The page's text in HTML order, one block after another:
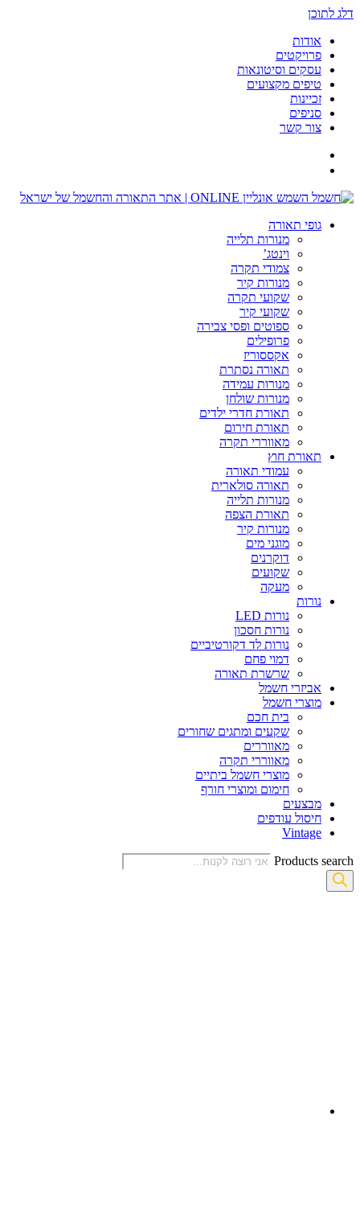
דלג לתוכן
אודות
פרויקטים
עסקים וסיטונאות
טיפים מקצועים
זכיינות
סניפים
צור קשר
גופי תאורה
מנורות תלייה
וינטג’
צמודי תקרה
מנורות קיר
שקועי תקרה
שקועי קיר
ספוטים ופסי צבירה
פרופילים
אקססוריז
תאורה נסתרת
מנורות עמידה
מנורות שולחן
תאורת חדרי ילדים
תאורת חירום
מאווררי תקרה
תאורת חוץ
עמודי תאורה
תאורה סולארית
מנורות תלייה
תאורת הצפה
מנורות קיר
מוגני מים
דוקרנים
שקועים
מעקה
נורות
נורות LED
נורות חסכון
נורות לד דקורטיביים
דמוי פחם
שרשרת תאורה
אביזרי חשמל
מוצרי חשמל
בית חכם
שקעים ומתגים שחורים
מאווררים
מאווררי תקרה
מוצרי חשמל ביתיים
חימום ומוצרי חורף
מבצעים
חיסול עודפים
Vintage
Products search